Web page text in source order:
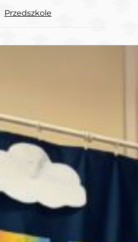
Przedszkole